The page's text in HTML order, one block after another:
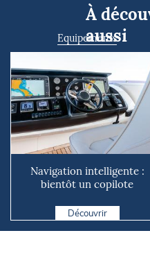
À
aussi
Equipements
Navigation intelligente :
bientôt un copilote
Découvrir